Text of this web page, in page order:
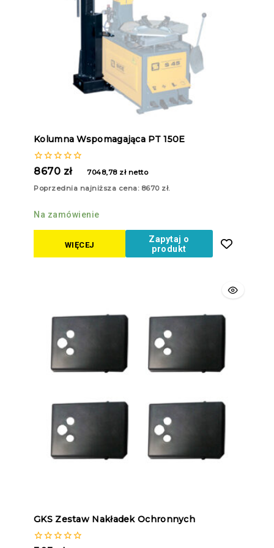
Kolumna Wspomagająca PT 150E
0
5
8670 zł 7048,78 złnetto
Poprzednia najniższa cena: 8670 zł.
Na zamówienie
WIĘCEJ
Zapytaj o
produkt
GKS Zestaw Nakładek Ochronnych